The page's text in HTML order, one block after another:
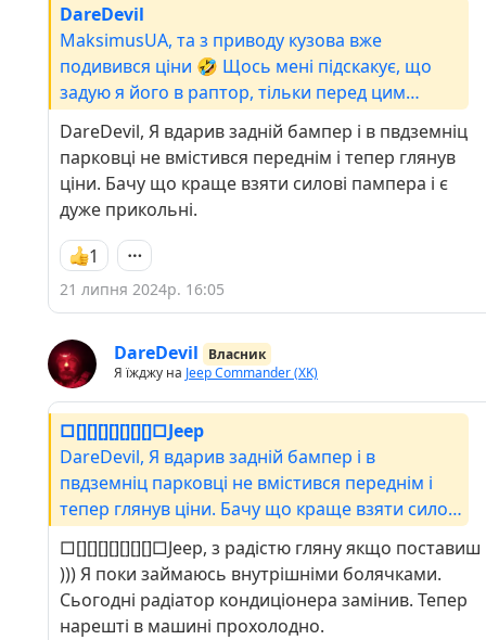
DareDevil
MaksimusUA, та з приводу кузова вже
подивився ціни 🤣 Щось мені підскакує, що
задую я його в раптор, тільки перед цим
порихтую трішки і полікую від рижиків. А
бампера - походу дешевше буде силові
поставити. Час покаже 😉
DareDevil, Я вдарив задній бампер і в пвдземніц
парковці не вмістився переднім і тепер глянув
ціни. Бачу що краще взяти силові пампера і є
дуже прикольні.
1
21 липня 2024р. 16:05
DareDevil
Власник
Я їжджу на Jeep Commander (XK)
□[][][][][][][]□Jeep
DareDevil, Я вдарив задній бампер і в
пвдземніц парковці не вмістився переднім і
тепер глянув ціни. Бачу що краще взяти силові
пампера і є дуже прикольні.
□[][][][][][][]□Jeep, з радістю гляну якщо поставиш
))) Я поки займаюсь внутрішніми болячками.
Сьогодні радіатор кондиціонера замінив. Тепер
нарешті в машині прохолодно.